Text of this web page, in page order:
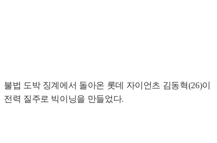
불법 도박 징계에서 돌아온 롯데 자이언츠 김동혁(26)이
전력 질주로 빅이닝을 만들었다.